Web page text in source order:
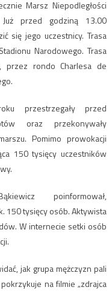
Marsz Niepodległości
przed godziną 13.00
się jego uczestnicy. Trasa
Narodowego. Trasa
przez rondo Charlesa de
przestrzegały przed
oraz przekonywały
Pomimo prowokacji
150 tysięcy uczestników
poinformował,
150 tysięcy osób. Aktywista
W internecie setki osób
jak grupa mężczyzn pali
na filmie „zdrajca